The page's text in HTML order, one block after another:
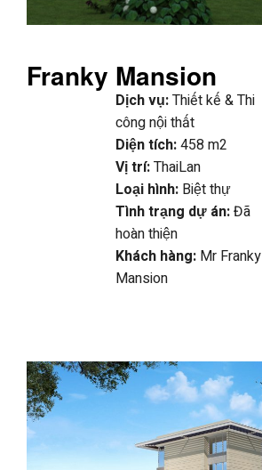
Franky Mansion
Dịch vụ:Thiết kế & Thi
công nội thất
Diện tích:458 m2
Vị trí:ThaiLan
Loại hình: Biệt thự
Tình trạng dự án:Đã
hoàn thiện
Khách hàng: Mr Franky
Mansion